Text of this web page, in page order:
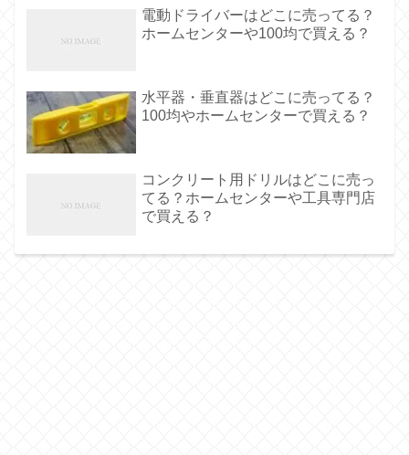
電動ドライバーはどこに売ってる？
ホームセンターや100均で買える？
水平器・垂直器はどこに売ってる？
100均やホームセンターで買える？
コンクリート用ドリルはどこに売っ
てる？ホームセンターや工具専門店
で買える？